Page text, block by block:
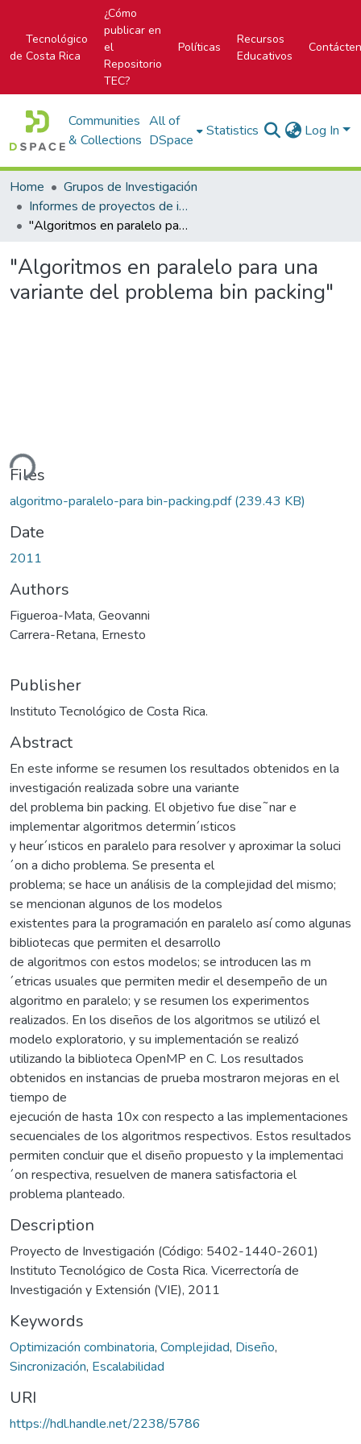
Tecnológico
de Costa Rica
¿Cómo
publicar en
el
Repositorio
TEC?
Políticas
Recursos
Educativos
Communities
& Collections
All of
DSpace
Statistics Log In
Home
Grupos de Investigación
Informes de proyectos de investigación
"Algoritmos en paralelo para una variante del problema bin packing"
"Algoritmos en paralelo para una
variante del problema bin packing"
Files
algoritmo-paralelo-para bin-packing.pdf(239.43 KB)
Date
2011
Authors
Figueroa-Mata, Geovanni
Carrera-Retana, Ernesto
Publisher
Instituto Tecnológico de Costa Rica.
Abstract
En este informe se resumen los resultados obtenidos en la
investigación realizada sobre una variante
del problema bin packing. El objetivo fue dise˜nar e
implementar algoritmos determin´ısticos
y heur´ısticos en paralelo para resolver y aproximar la soluci
´on a dicho problema. Se presenta el
problema; se hace un análisis de la complejidad del mismo;
se mencionan algunos de los modelos
existentes para la programación en paralelo así como algunas
bibliotecas que permiten el desarrollo
de algoritmos con estos modelos; se introducen las m
´etricas usuales que permiten medir el desempeño de un
algoritmo en paralelo; y se resumen los experimentos
realizados. En los diseños de los algoritmos se utilizó el
modelo exploratorio, y su implementación se realizó
utilizando la biblioteca OpenMP en C. Los resultados
obtenidos en instancias de prueba mostraron mejoras en el
tiempo de
ejecución de hasta 10x con respecto a las implementaciones
secuenciales de los algoritmos respectivos. Estos resultados
permiten concluir que el diseño propuesto y la implementaci
´on respectiva, resuelven de manera satisfactoria el
problema planteado.
Description
Proyecto de Investigación (Código: 5402-1440-2601)
Instituto Tecnológico de Costa Rica. Vicerrectoría de
Investigación y Extensión (VIE), 2011
Keywords
Optimización combinatoria, Complejidad, Diseño,
Sincronización, Escalabilidad
URI
https://hdl.handle.net/2238/5786